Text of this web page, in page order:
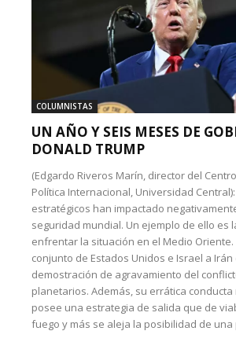
COLUMNISTAS
UN AÑO Y SEIS MESES DE
DONALD TRUMP
(Edgardo Riveros Marín, director del
Política Internacional, Universidad
estratégicos han impactado
seguridad mundial. Un ejemplo de ello es
enfrentar la situación en el Medio Oriente.
conjunto de Estados Unidos e Israel a Irán
demostración de agravamiento del
planetarios. Además, su errática
posee una estrategia de salida que de
fuego y más se aleja la posibilidad de una